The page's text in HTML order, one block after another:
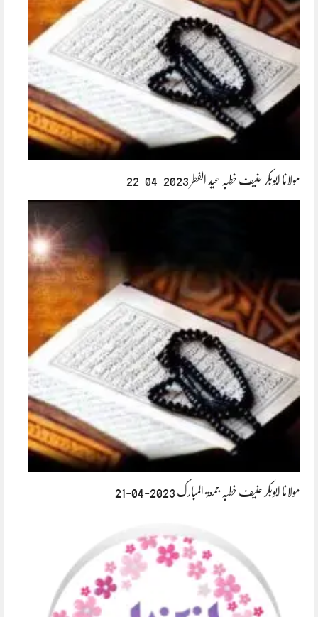
مولانا ابوبکر حنیف خطبہ عید الفطر 2023-04-22
مولانا ابوبکر حنیف خطبہ جمعۃ المبارک 2023-04-21